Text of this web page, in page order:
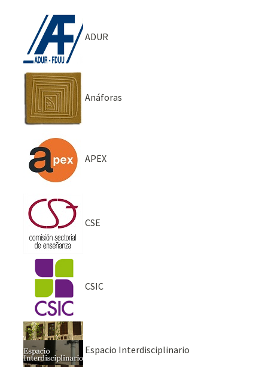
ADUR
Anáforas
APEX
CSE
CSIC
Espacio Interdisciplinario